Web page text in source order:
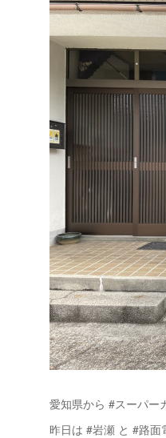
愛知県から #スーパー
昨日は #岩瀬 と #路面